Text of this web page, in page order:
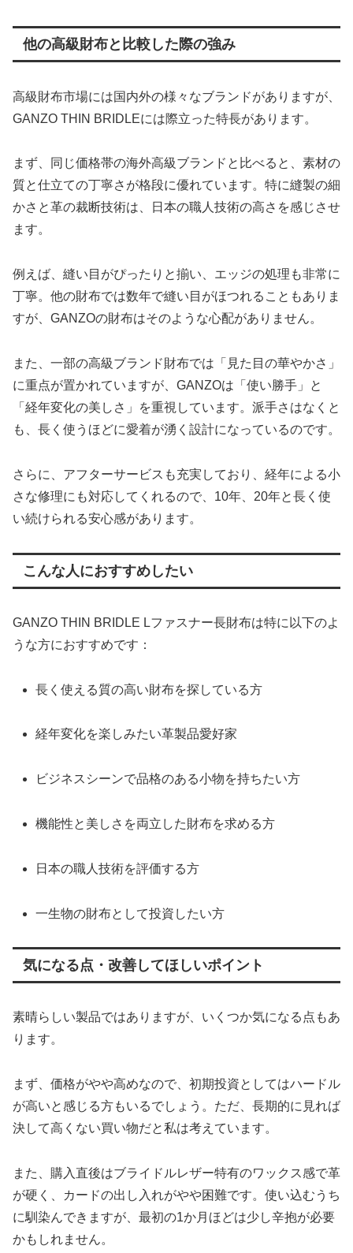
他の高級財布と比較した際の強み
高級財布市場には国内外の様々なブランドがありますが、
GANZO THIN BRIDLEには際立った特長があります。
まず、同じ価格帯の海外高級ブランドと比べると、素材の
質と仕立ての丁寧さが格段に優れています。特に縫製の細
かさと革の裁断技術は、日本の職人技術の高さを感じさせ
ます。
例えば、縫い目がぴったりと揃い、エッジの処理も非常に
丁寧。他の財布では数年で縫い目がほつれることもありま
すが、GANZOの財布はそのような心配がありません。
また、一部の高級ブランド財布では「見た目の華やかさ」
に重点が置かれていますが、GANZOは「使い勝手」と
「経年変化の美しさ」を重視しています。派手さはなくと
も、長く使うほどに愛着が湧く設計になっているのです。
さらに、アフターサービスも充実しており、経年による小
さな修理にも対応してくれるので、10年、20年と長く使
い続けられる安心感があります。
こんな人におすすめしたい
GANZO THIN BRIDLE Lファスナー長財布は特に以下のよ
うな方におすすめです：
長く使える質の高い財布を探している方
経年変化を楽しみたい革製品愛好家
ビジネスシーンで品格のある小物を持ちたい方
機能性と美しさを両立した財布を求める方
日本の職人技術を評価する方
一生物の財布として投資したい方
気になる点・改善してほしいポイント
素晴らしい製品ではありますが、いくつか気になる点もあ
ります。
まず、価格がやや高めなので、初期投資としてはハードル
が高いと感じる方もいるでしょう。ただ、長期的に見れば
決して高くない買い物だと私は考えています。
また、購入直後はブライドルレザー特有のワックス感で革
が硬く、カードの出し入れがやや困難です。使い込むうち
に馴染んできますが、最初の1か月ほどは少し辛抱が必要
かもしれません。